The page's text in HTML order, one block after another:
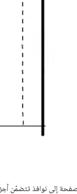
إلى نوافذ تتضمّن